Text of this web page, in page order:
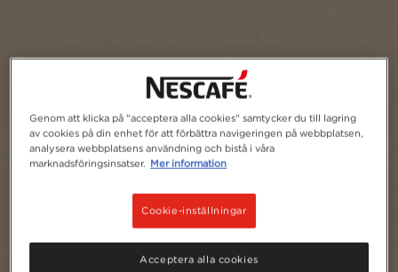
Genom att klicka på "acceptera alla cookies" samtycker du till lagring
av cookies på din enhet för att förbättra navigeringen på webbplatsen,
analysera webbplatsens användning och bistå i våra
marknadsföringsinsatser. Mer information
Cookie-inställningar
Acceptera alla cookies